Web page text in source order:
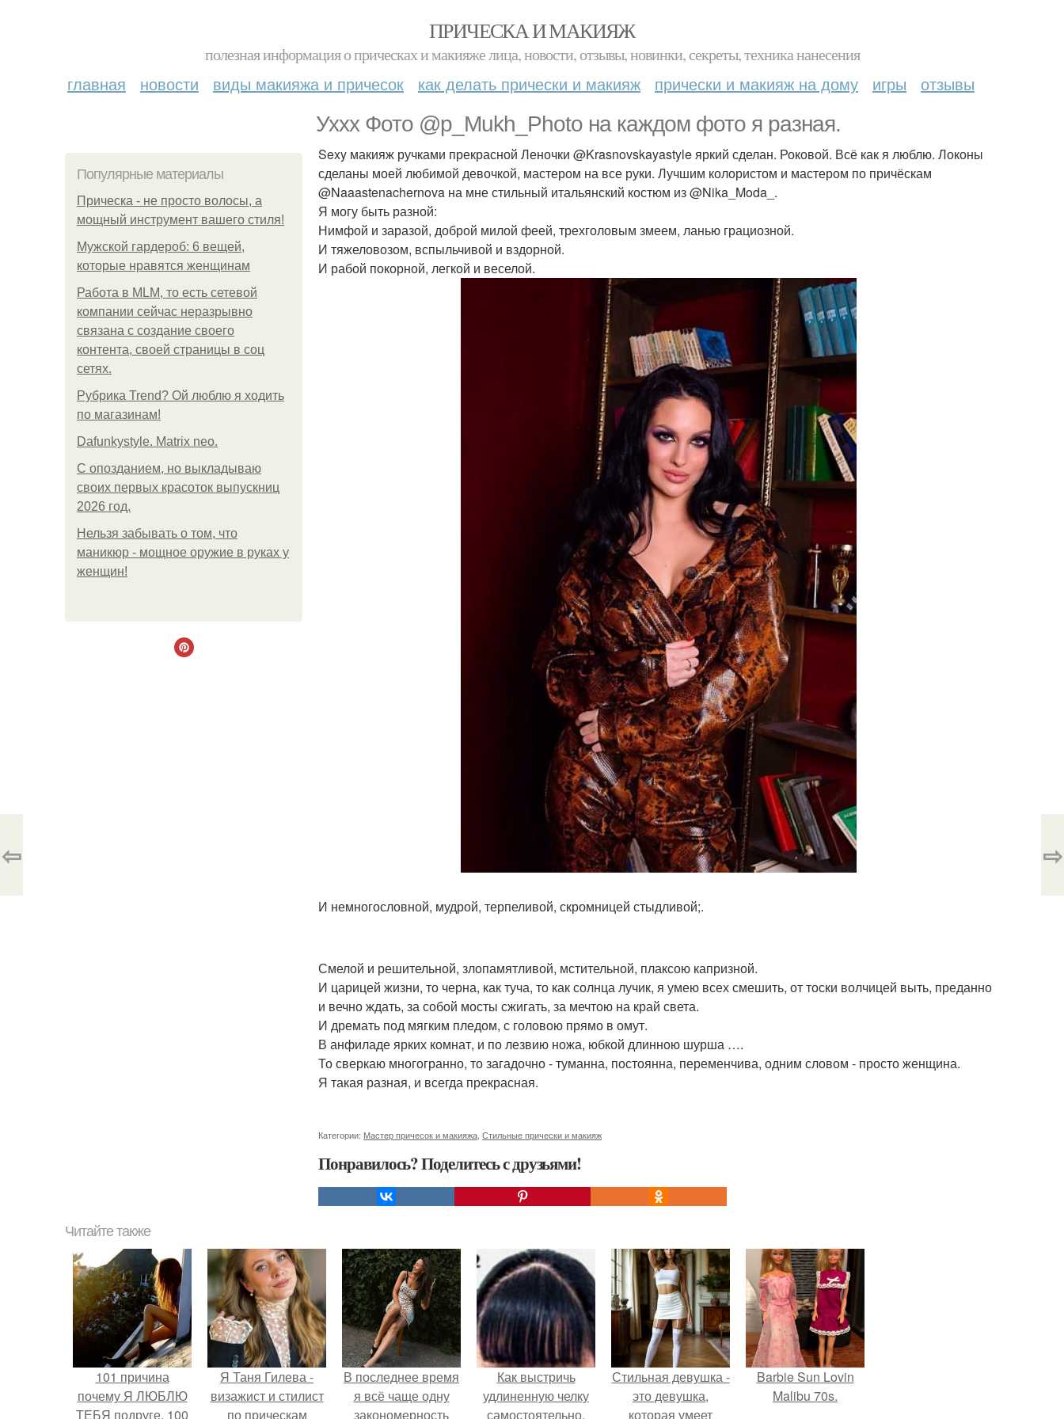
ПРИЧЕСКА И МАКИЯЖ
полезная информация о прическах и макияже лица, новости, отзывы, новинки, секреты, техника нанесения
главная новости виды макияжа и причесок как делать прически и макияж прически и макияж на дому игры отзывы
Уххх Фото @p_Mukh_Photo на каждом фото я разная.
Популярные материалы
Прическа - не просто волосы, а
мощный инструмент вашего стиля!
Мужской гардероб: 6 вещей,
которые нравятся женщинам
Работа в MLM, то есть сетевой
компании сейчас неразрывно
связана с создание своего
контента, своей страницы в соц
сетях.
Рубрика Trend? Ой люблю я ходить
по магазинам!
Dafunkystyle. Matrix neo.
С опозданием, но выкладываю
своих первых красоток выпускниц
2026 год.
Нельзя забывать о том, что
маникюр - мощное оружие в руках у
женщин!
Sexy макияж ручками прекрасной Леночки @Krasnovskayastyle яркий сделан. Роковой. Всё как я люблю. Локоны
сделаны моей любимой девочкой, мастером на все руки. Лучшим колористом и мастером по причёскам
@Naaastenachernova на мне стильный итальянский костюм из @Nika_Moda_.
Я могу быть разной:
Нимфой и заразой, доброй милой феей, трехголовым змеем, ланью грациозной.
И тяжеловозом, вспыльчивой и вздорной.
И рабой покорной, легкой и веселой.
И немногословной, мудрой, терпеливой, скромницей стыдливой;.
Смелой и решительной, злопамятливой, мстительной, плаксою капризной.
И царицей жизни, то черна, как туча, то как солнца лучик, я умею всех смешить, от тоски волчицей выть, преданно
и вечно ждать, за собой мосты сжигать, за мечтою на край света.
И дремать под мягким пледом, с головою прямо в омут.
В анфиладе ярких комнат, и по лезвию ножа, юбкой длинною шурша ….
То сверкаю многогранно, то загадочно - туманна, постоянна, переменчива, одним словом - просто женщина.
Я такая разная, и всегда прекрасная.
Категории: Мастер причесок и макияжа Стильные прически и макияж
Понравилось? Поделитесь с друзьями!
⇦ ⇨
Читайте также
101 причина
почему Я ЛЮБЛЮ
ТЕБЯ подруге. 100
Я Таня Гилева -
визажист и стилист
по прическам
В последнее время
я всё чаще одну
закономерность
Как выстричь
удлиненную челку
самостоятельно.
Стильная девушка -
это девушка,
которая умеет
Barbie Sun Lovin
Malibu 70s.